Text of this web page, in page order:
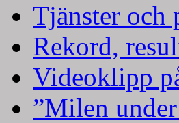
Tjänster och
Rekord,
Videoklipp
”Milen